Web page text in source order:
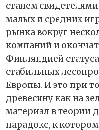
станем
малых и средних
рынка вокруг
компаний и
Финляндией
стабильных
Европы. И это при
древесину как на
материал в теории
парадокс, к